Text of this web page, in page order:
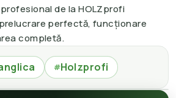
de la HOLZprofi
perfectă, funcționare
completă.
#Holzprofi